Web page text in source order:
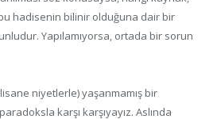
bu hadisenin bilinir olduğuna dair bir
Yapılamıyorsa, ortada bir sorun
niyetlerle) yaşanmamış bir
karşı karşıyayız. Aslında